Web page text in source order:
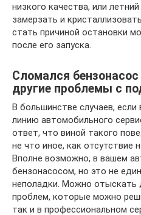
низкого качества, или
замерзать и
стать причиной остановки
после его запуска.
Сломался
другие проблемы с
В большинстве случаев,
линию автомобильного
ответ, что виной такого
не что иное, как отсутствие
Вполне возможно, в вашем
бензонасосом, но это не
неполадки. Можно отыскать
проблем, которые можно
так и в профессиональном